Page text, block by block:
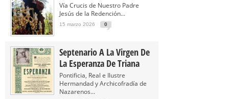
Vía Crucis de Nuestro Padre
Jesús de la Redención...
15 marzo 2026 0
Septenario A La Virgen De
La Esperanza De Triana
Pontificia, Real e Ilustre
Hermandad y Archicofradía de
Nazarenos...